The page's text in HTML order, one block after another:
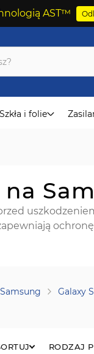
AST™
Szkła i folie
Samsung Galaxy
RODZAJ